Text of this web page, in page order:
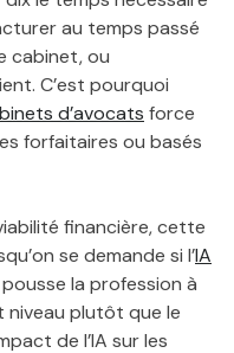
au temps passé
cabinet, ou
C’est pourquoi
d’avocats force
forfaitaires ou basés
financière, cette
se demande si l’IA
pousse la profession à
niveau plutôt que le
de l’IA sur les